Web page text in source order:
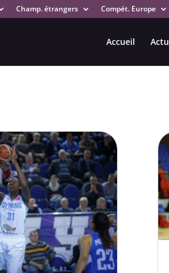
Champ. étrangers Compét. Europe
Accueil Actu